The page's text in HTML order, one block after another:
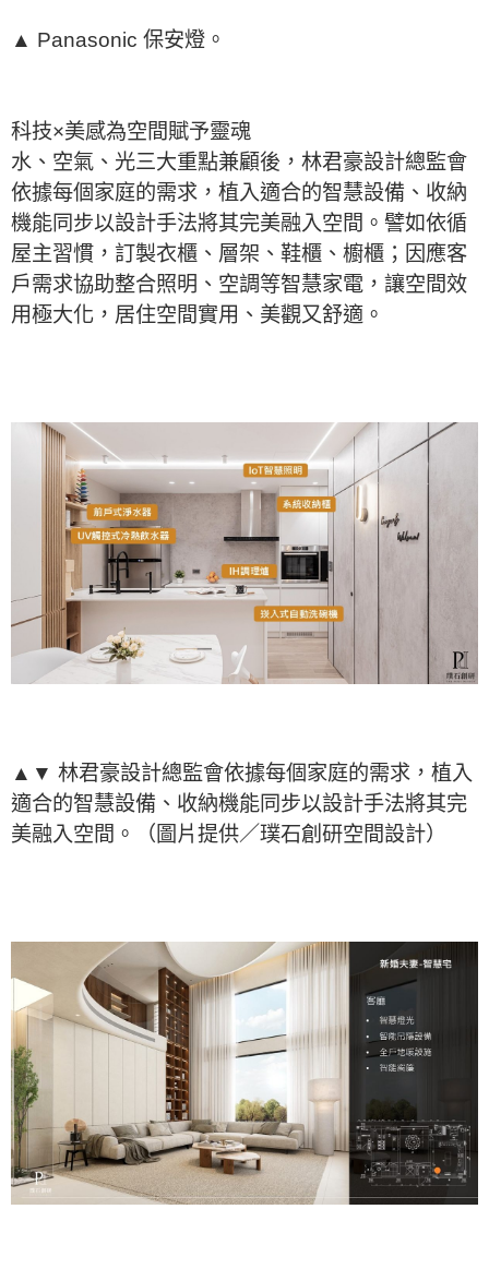
▲ Panasonic 保安燈。
科技×美感為空間賦予靈魂
水、空氣、光三大重點兼顧後，林君豪設計總監會
依據每個家庭的需求，植入適合的智慧設備、收納
機能同步以設計手法將其完美融入空間。譬如依循
屋主習慣，訂製衣櫃、層架、鞋櫃、櫥櫃；因應客
戶需求協助整合照明、空調等智慧家電，讓空間效
用極大化，居住空間實用、美觀又舒適。
▲▼ 林君豪設計總監會依據每個家庭的需求，植入
適合的智慧設備、收納機能同步以設計手法將其完
美融入空間。（圖片提供／璞石創研空間設計）